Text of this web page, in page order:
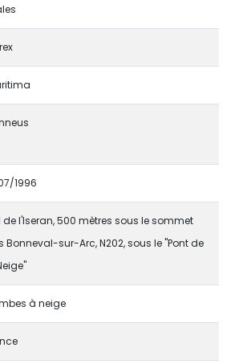
1996
de l'Iseran, 500 mètres sous le sommet
Bonneval-sur-Arc, N202, sous le "Pont de
à neige